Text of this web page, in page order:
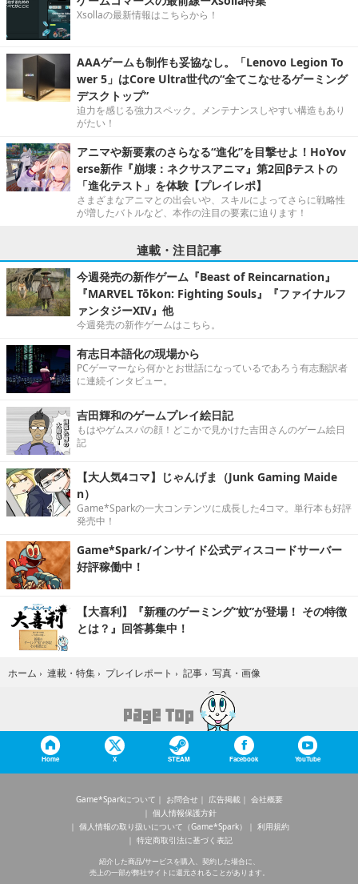
Xsollaの最新情報はこちらから！
AAAゲームも制作も妥協なし。「Lenovo Legion To
wer 5」はCore Ultra世代の“全てこなせるゲーミング
デスクトップ”
迫力を感じる強力スペック。メンテナンスしやすい構造もあり
がたい！
アニマや新要素のさらなる“進化”を目撃せよ！HoYov
erse新作『崩壊：ネクサスアニマ』第2回βテストの
「進化テスト」を体験【プレイレポ】
さまざまなアニマとの出会いや、スキルによってさらに戦略性
が増したバトルなど、本作の注目の要素に迫ります！
連載・注目記事
今週発売の新作ゲーム『Beast of Reincarnation』
『MARVEL Tōkon: Fighting Souls』『ファイナルフ
ァンタジーXIV』他
今週発売の新作ゲームはこちら。
有志日本語化の現場から
PCゲーマーなら何かとお世話になっているであろう有志翻訳者
に連続インタビュー。
吉田輝和のゲームプレイ絵日記
もはやゲムスパの顔！どこかで見かけた吉田さんのゲーム絵日
記
【大人気4コマ】じゃんげま（Junk Gaming Maide
n）
Game*Sparkの一大コンテンツに成長した4コマ。単行本も好評
発売中！
Game*Spark/インサイド公式ディスコードサーバー
好評稼働中！
【大喜利】『新種のゲーミング“蚊”が登場！ その特徴
とは？』回答募集中！
ホーム › 連載・特集 › プレイレポート › 記事 › 写真・画像
Home X STEAM Facebook YouTube
Game*Sparkについて お問合せ 広告掲載
会社概要
個人情報保護方針
個人情報の取り扱いについて（Game*Spark）
利用規約
特定商取引法に基づく表記
紹介した商品/サービスを購入、契約した場合に、
売上の一部が弊社サイトに還元されることがあります。